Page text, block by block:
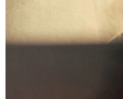
Institucional
Canal de Ética
Código